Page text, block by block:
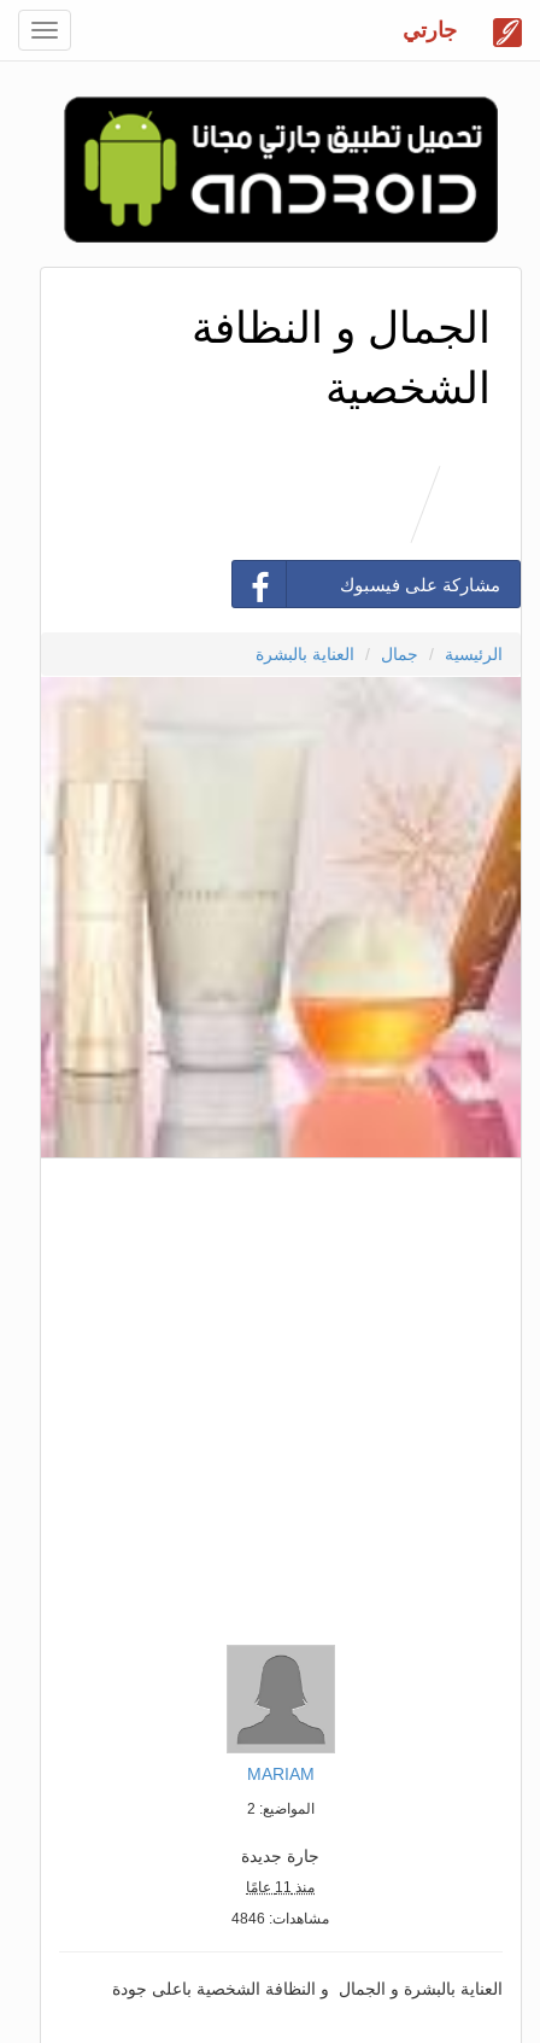
جارتي
الجمال و النظافة
الشخصية
مشاركة على فيسبوك
الرئيسية جمال العناية بالبشرة
MARIAM
المواضيع: 2
جارة جديدة
منذ 11 عامًا
مشاهدات: 4846
العناية بالبشرة و الجمال و النظافة الشخصية باعلى جودة